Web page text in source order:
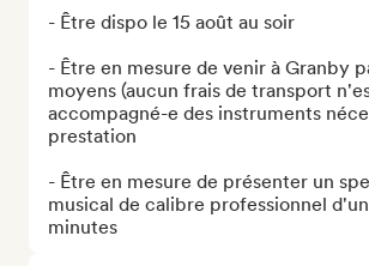
- Être dispo le 15 août au soir
- Être en mesure de venir à Granby
moyens (aucun frais de transport
accompagné-e des instruments
prestation
- Être en mesure de présenter un
musical de calibre professionnel
minutes